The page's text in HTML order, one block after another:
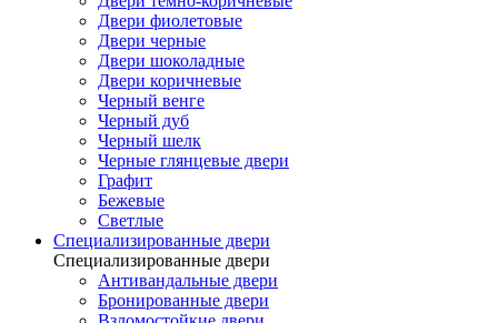
Двери фиолетовые
Двери черные
Двери шоколадные
Двери коричневые
Черный венге
Черный дуб
Черный шелк
Черные глянцевые двери
Графит
Бежевые
Светлые
Специализированные двери
Специализированные двери
Антивандальные двери
Бронированные двери